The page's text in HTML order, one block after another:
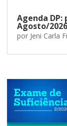
Agenda DP:
Agosto/2026
por Jeni Carla